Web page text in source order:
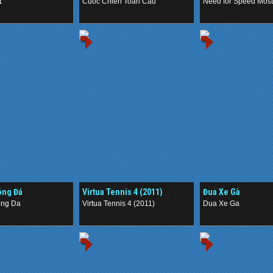
Đá
Da
Virtua Tennis 4 (2011)
Virtua Tennis 4 (2011)
Đua Xe Gà
Dua Xe Ga